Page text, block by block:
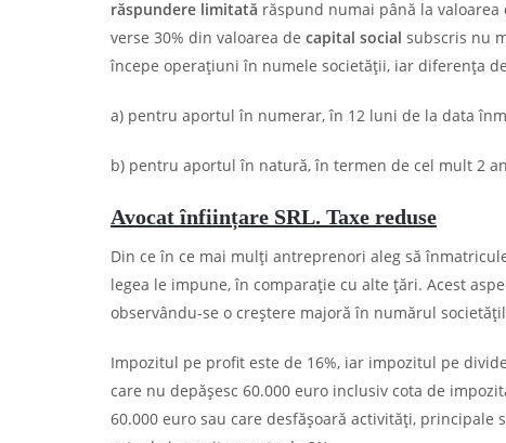
răspundere limitată răspund numai până la valoarea
verse 30% din valoarea de capital social subscris nu
începe operaţiuni în numele societăţii, iar diferenţa de
a) pentru aportul în numerar, în 12 luni de la data
b) pentru aportul în natură, în termen de cel mult 2
Avocat înființare SRL. Taxe reduse
Din ce în ce mai mulți antreprenori aleg să
legea le impune, în comparație cu alte țări. Acest
observându-se o creștere majoră în numărul
Impozitul pe profit este de 16%, iar impozitul pe
care nu depășesc 60.000 euro inclusiv cota de
60.000 euro sau care desfăşoară activităţi, principale